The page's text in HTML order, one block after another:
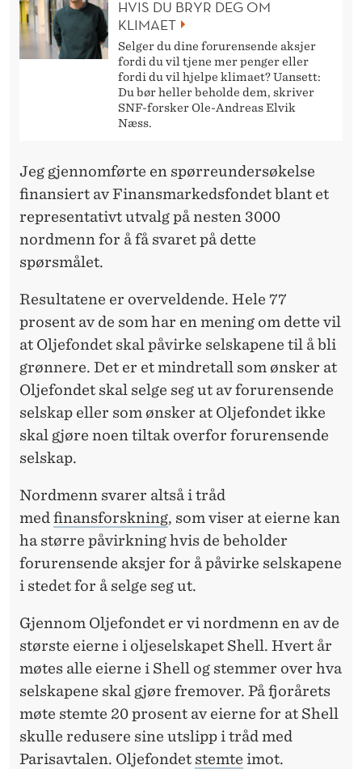
HVIS DU BRYR DEG OM
KLIMAET
Selger du dine forurensende aksjer
fordi du vil tjene mer penger eller
fordi du vil hjelpe klimaet? Uansett:
Du bør heller beholde dem, skriver
SNF-forsker Ole-Andreas Elvik
Næss.
Jeg gjennomførte en spørreundersøkelse
finansiert av Finansmarkedsfondet blant et
representativt utvalg på nesten 3000
nordmenn for å få svaret på dette
spørsmålet.
Resultatene er overveldende. Hele 77
prosent av de som har en mening om dette vil
at Oljefondet skal påvirke selskapene til å bli
grønnere. Det er et mindretall som ønsker at
Oljefondet skal selge seg ut av forurensende
selskap eller som ønsker at Oljefondet ikke
skal gjøre noen tiltak overfor forurensende
selskap.
Nordmenn svarer altså i tråd
medfinansforskning, som viser at eierne kan
ha større påvirkning hvis de beholder
forurensende aksjer for å påvirke selskapene
i stedet for å selge seg ut.
Gjennom Oljefondet er vi nordmenn en av de
største eierne i oljeselskapet Shell. Hvert år
møtes alle eierne i Shell og stemmer over hva
selskapene skal gjøre fremover. På fjorårets
møte stemte 20 prosent av eierne for at Shell
skulle redusere sine utslipp i tråd med
Parisavtalen. Oljefondet stemte imot.